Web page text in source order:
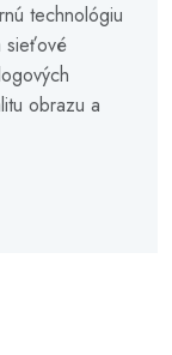
technológiu
sieťové
obrazu a